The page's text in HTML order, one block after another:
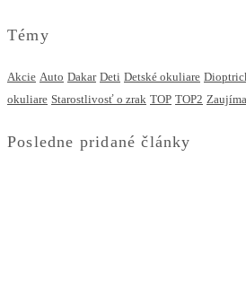
Témy
Akcie Auto Dakar Deti Detské okuliare
okuliare Starostlivosť o zrak TOP TOP2
Posledne pridané články